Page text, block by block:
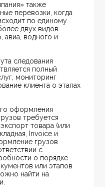
также
перевозки, когда
по единому
двух видов
авиа, водного и
следования
полный
мониторинг
клиента о этапах
оформления
требуется
товара (или
Invoice и
грузов
с
о порядке
или этапов
найти на